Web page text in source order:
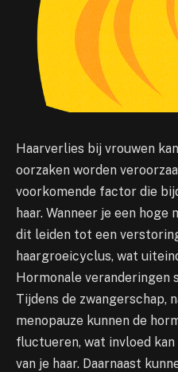
Haarverlies bij vrouwen
oorzaken worden
voorkomende factor die
haar. Wanneer je een
dit leiden tot een
haargroeicyclus, wat
Hormonale veranderingen
Tijdens de zwangerschap,
menopauze kunnen de
fluctueren, wat invloed
van je haar. Daarnaast